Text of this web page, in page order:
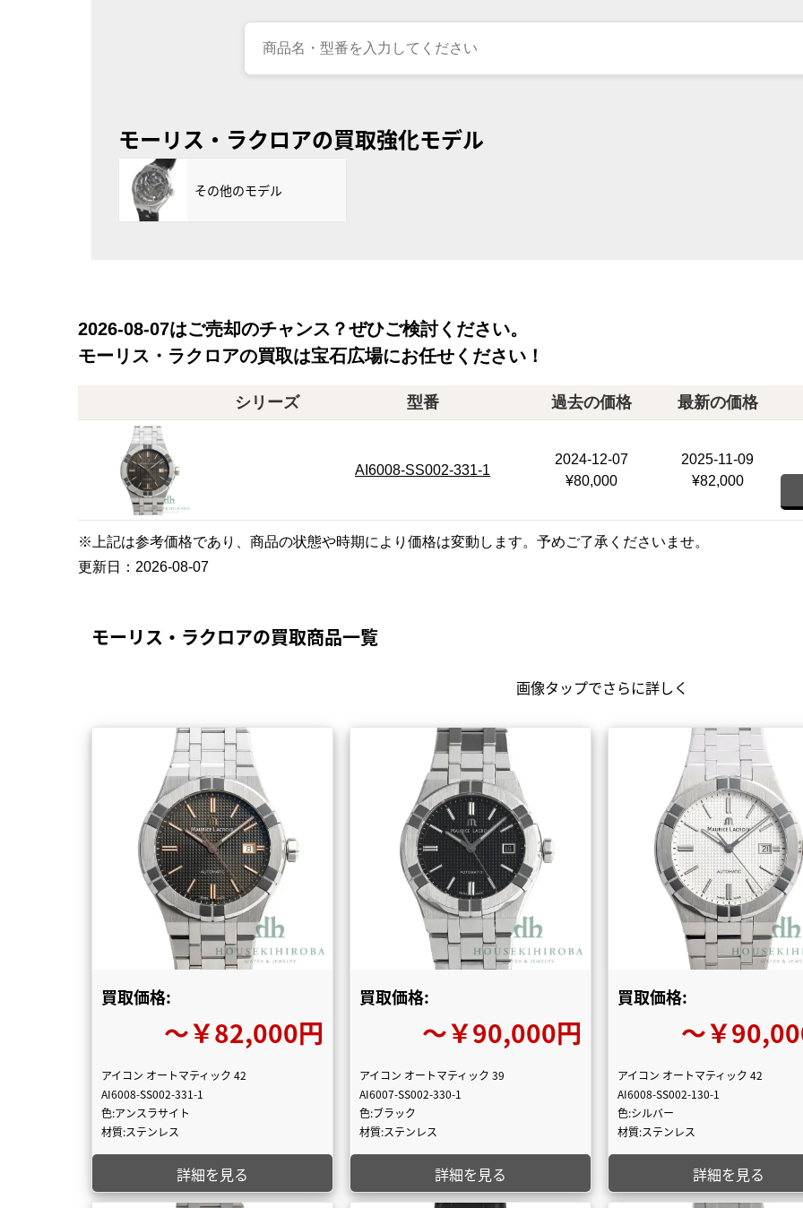
モーリス・ラクロアの買取強化モデル
その他のモデル
2026-08-07はご売却のチャンス？ぜひご検討ください。
モーリス・ラクロアの買取は宝石広場にお任せください！
シリーズ 型番 過去の価格 最新の価格
AI6008-SS002-331-1
2024-12-07
¥80,000
2025-11-09
¥82,000
※上記は参考価格であり、商品の状態や時期により価格は変動します。予めご了承くださいませ。
更新日： 2026-08-07
モーリス・ラクロアの買取商品一覧
画像タップでさらに詳しく
買取価格:
〜￥82,000円
アイコン オートマティック 42
AI6008-SS002-331-1
色:アンスラサイト
材質:ステンレス
詳細を見る
買取価格:
〜￥90,000円
アイコン オートマティック 39
AI6007-SS002-330-1
色:ブラック
材質:ステンレス
詳細を見る
買取価格:
〜￥
アイコン オートマティック 42
AI6008-SS002-130-1
色:シルバー
材質:ステンレス
詳細を見る